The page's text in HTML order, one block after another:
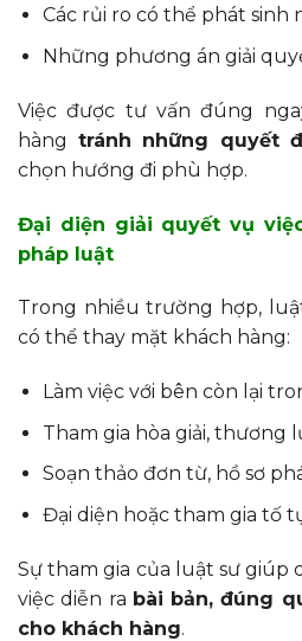
Các rủi ro có thể phát
Những phương án giải
Việc được tư vấn đúng
hàng tránh những quyết
chọn hướng đi phù hợp.
Đại diện giải quyết vụ
pháp luật
Trong nhiều trường hợp,
có thể thay mặt khách hàng:
Làm việc với bên còn lại
Tham gia hòa giải, thương
Soạn thảo đơn từ, hồ sơ
Đại diện hoặc tham gia tố
Sự tham gia của luật sư giúp
việc diễn ra bài bản, đúng
cho khách hàng.